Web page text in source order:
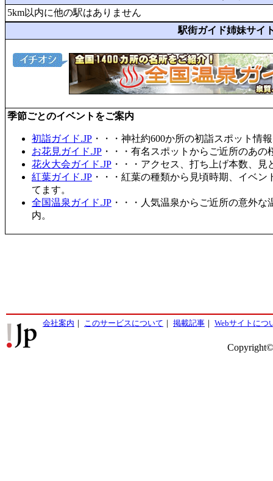
5km以内に他の駅はありません
駅街ガイド姉妹サイ
季節ごとのイベントをご案内
初詣ガイド.JP ・・・神社約600か所の初詣スポット情
お花見ガイド.JP ・・・有名スポットからご近所のあ
花火大会ガイド.JP ・・・アクセス、打ち上げ本数、
紅葉ガイド.JP ・・・紅葉の種類から見頃時期、イベ
てます。
全国温泉ガイド.JP ・・・人気温泉からご近所の意外
内。
会社案内 ｜ このサービスについて ｜ 掲載記事 ｜ Webサイトにつ